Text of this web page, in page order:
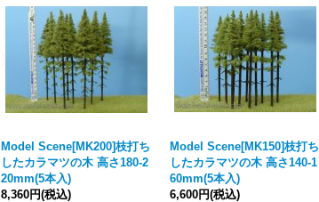
Model Scene[MK200]枝打ち
したカラマツの木 高さ180-2
20mm(5本入)
8,360円(税込)
Model Scene[MK150]枝打ち
したカラマツの木 高さ140-1
60mm(5本入)
6,600円(税込)